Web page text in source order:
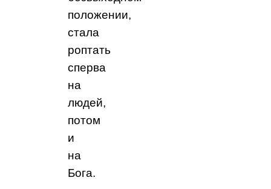
положении,
стала
роптать
сперва
на
людей,
потом
и
на
Бога.